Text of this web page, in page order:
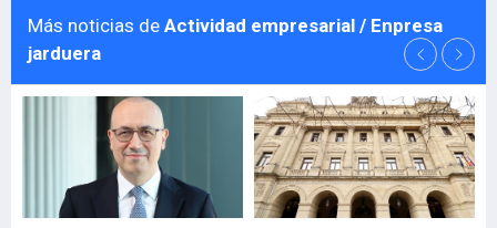
Más noticias de Actividad empresarial / Enpresa
jarduera